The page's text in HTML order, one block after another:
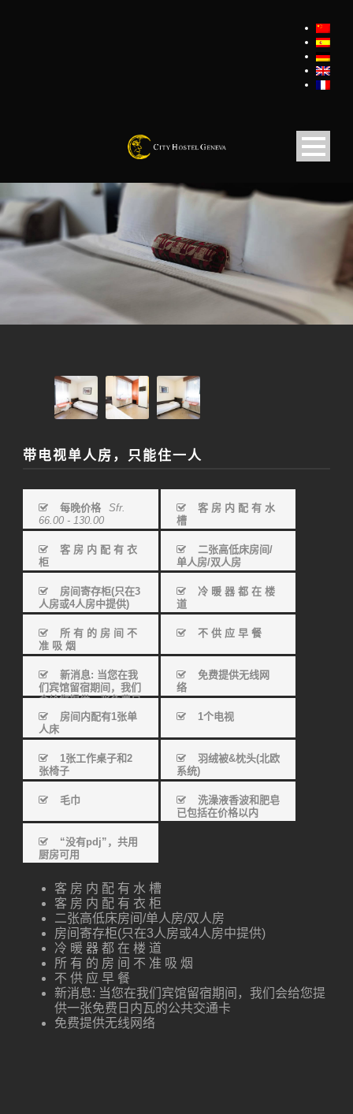
带电视单人房，只能住一人
每晚价格
Sfr.
66.00 - 130.00
客 房 内 配 有 水
槽
客 房 内 配 有 衣
柜
二张高低床房间/
单人房/双人房
房间寄存柜(只在3
人房或4人房中提供)
冷 暖 器 都 在 楼
道
所 有 的 房 间 不
准 吸 烟
不 供 应 早 餐
新消息: 当您在我
们宾馆留宿期间，我们
会给您提供一张免费日
内瓦的公共交通卡
免费提供无线网
络
房间内配有1张单
人床
1个电视
1张工作桌子和2
张椅子
羽绒被&枕头(北欧
系统)
毛巾
洗澡液香波和肥皂
已包括在价格以内
“没有pdj”，共用
厨房可用
客 房 内 配 有 水 槽
客 房 内 配 有 衣 柜
二张高低床房间/单人房/双人房
房间寄存柜(只在3人房或4人房中提供)
冷 暖 器 都 在 楼 道
所 有 的 房 间 不 准 吸 烟
不 供 应 早 餐
新消息: 当您在我们宾馆留宿期间，我们会给您提
供一张免费日内瓦的公共交通卡
免费提供无线网络